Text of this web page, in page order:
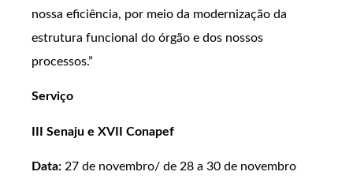
nossa eficiência, por meio da modernização da
estrutura funcional do órgão e dos nossos
processos.”
Serviço
III Senaju e XVII Conapef
Data: 27 de novembro/ de 28 a 30 de novembro